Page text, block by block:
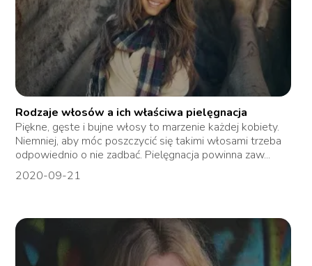
Rodzaje włosów a ich właściwa pielęgnacja
Piękne, gęste i bujne włosy to marzenie każdej kobiety.
Niemniej, aby móc poszczycić się takimi włosami trzeba
odpowiednio o nie zadbać. Pielęgnacja powinna zaw...
2020-09-21